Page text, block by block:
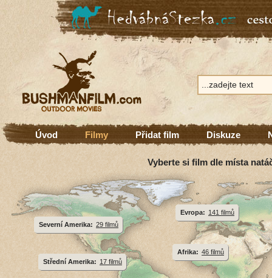
Úvod Filmy Přidat film Diskuze
Vyberte si film dle místa
Afrika: 46 filmů
Evropa: 141 filmů
Severní Amerika: 29 filmů
Střední Amerika: 17 filmů